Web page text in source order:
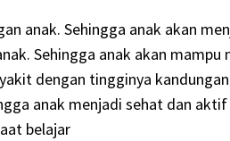
anak. Sehingga anak akan
Sehingga anak akan
dengan tingginya
anak menjadi sehat dan
belajar